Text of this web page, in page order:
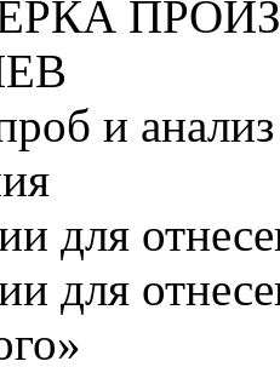
и
для
для